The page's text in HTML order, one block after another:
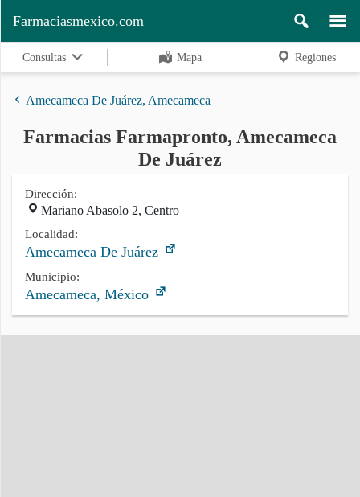
Buscar
Contacto
Farmaciasmexico.com
Consultas Mapa Regiones
Amecameca De Juárez, Amecameca
Farmacias Farmapronto, Amecameca
De Juárez
Dirección:
Mariano Abasolo 2, Centro
Localidad:
Amecameca De Juárez
Municipio:
Amecameca, México